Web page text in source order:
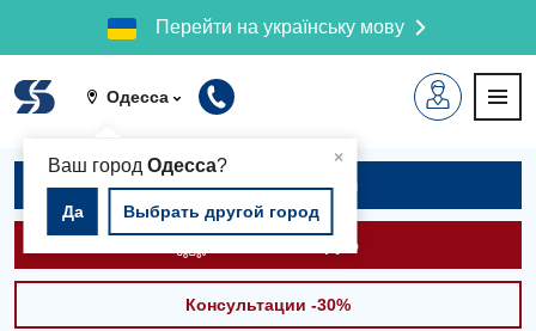
Перейти на українську мову
Одесса
×
Ваш город Одесса?
Да Выбрать другой город
Записаться на приём
Вызвать скорую
Консультации -30%